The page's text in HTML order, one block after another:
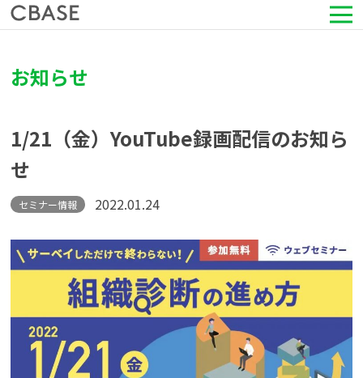
導入事例
セミナー情報
HRコラム
お知らせ
会社情報
お知らせ
1/21（金）YouTube録画配信のお知ら
せ
セミナー情報 2022.01.24